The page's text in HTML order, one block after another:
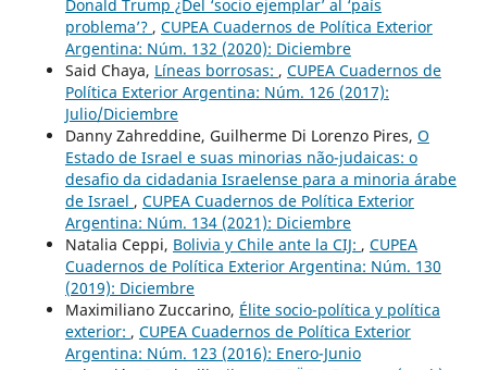
Donald Trump ¿Del ‘socio ejemplar’ al ‘país
problema’? , CUPEA Cuadernos de Política Exterior
Argentina: Núm. 132 (2020): Diciembre
Said Chaya, Líneas borrosas: , CUPEA Cuadernos de
Política Exterior Argentina: Núm. 126 (2017):
Julio/Diciembre
Danny Zahreddine, Guilherme Di Lorenzo Pires, O
Estado de Israel e suas minorias não-judaicas: o
desafio da cidadania Israelense para a minoria árabe
de Israel , CUPEA Cuadernos de Política Exterior
Argentina: Núm. 134 (2021): Diciembre
Natalia Ceppi, Bolivia y Chile ante la CIJ: , CUPEA
Cuadernos de Política Exterior Argentina: Núm. 130
(2019): Diciembre
Maximiliano Zuccarino, Élite socio-política y política
exterior: , CUPEA Cuadernos de Política Exterior
Argentina: Núm. 123 (2016): Enero-Junio